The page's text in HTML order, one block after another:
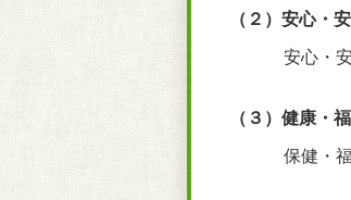
（２）安心・
安心・
（３）健康・
保健・